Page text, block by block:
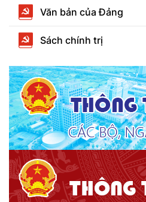
Văn bản của Đảng
Sách chính trị